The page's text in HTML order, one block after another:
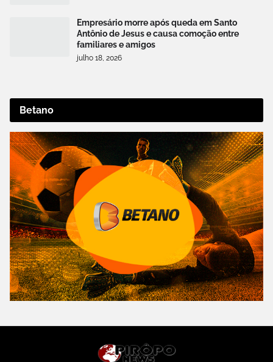
Empresário morre após queda em Santo
Antônio de Jesus e causa comoção entre
familiares e amigos
julho 18, 2026
Betano